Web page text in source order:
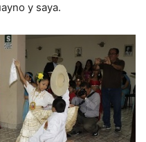
y saya.